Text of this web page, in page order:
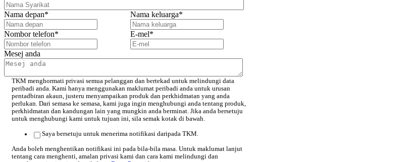
Nama depan* Nama keluarga*
Nombor telefon* E-mel*
Mesej anda
TKM menghormati privasi semua pelanggan dan bertekad untuk melindungi data
peribadi anda. Kami hanya menggunakan maklumat peribadi anda untuk urusan
pentadbiran akaun, justeru menyampaikan produk dan perkhidmatan yang anda
perlukan. Dari semasa ke semasa, kami juga ingin menghubungi anda tentang produk,
perkhidmatan dan kandungan lain yang mungkin anda berminat. Jika anda bersetuju
untuk menghubungi kami untuk tujuan ini, sila semak kotak di bawah.
Saya bersetuju untuk menerima notifikasi daripada TKM.
Anda boleh menghentikan notifikasi ini pada bila-bila masa. Untuk maklumat lanjut
tentang cara menghenti, amalan privasi kami dan cara kami melindungi dan